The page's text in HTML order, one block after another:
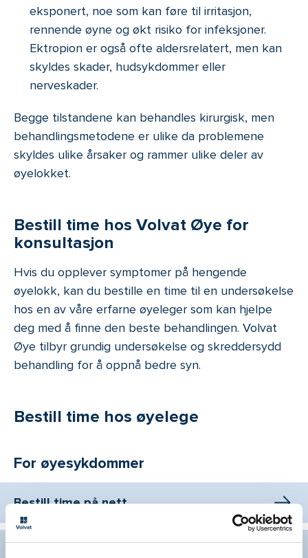
eksponert, noe som kan føre til irritasjon,
rennende øyne og økt risiko for infeksjoner.
Ektropion er også ofte aldersrelatert, men kan
skyldes skader, hudsykdommer eller
nerveskader.
Begge tilstandene kan behandles kirurgisk, men
behandlingsmetodene er ulike da problemene
skyldes ulike årsaker og rammer ulike deler av
øyelokket.
Bestill time hos Volvat Øye for
konsultasjon
Hvis du opplever symptomer på hengende
øyelokk, kan du bestille en time til en undersøkelse
hos en av våre erfarne øyeleger som kan hjelpe
deg med å finne den beste behandlingen. Volvat
Øye tilbyr grundig undersøkelse og skreddersydd
behandling for å oppnå bedre syn.
Bestill time hos øyelege
For øyesykdommer
Bestill time på nett